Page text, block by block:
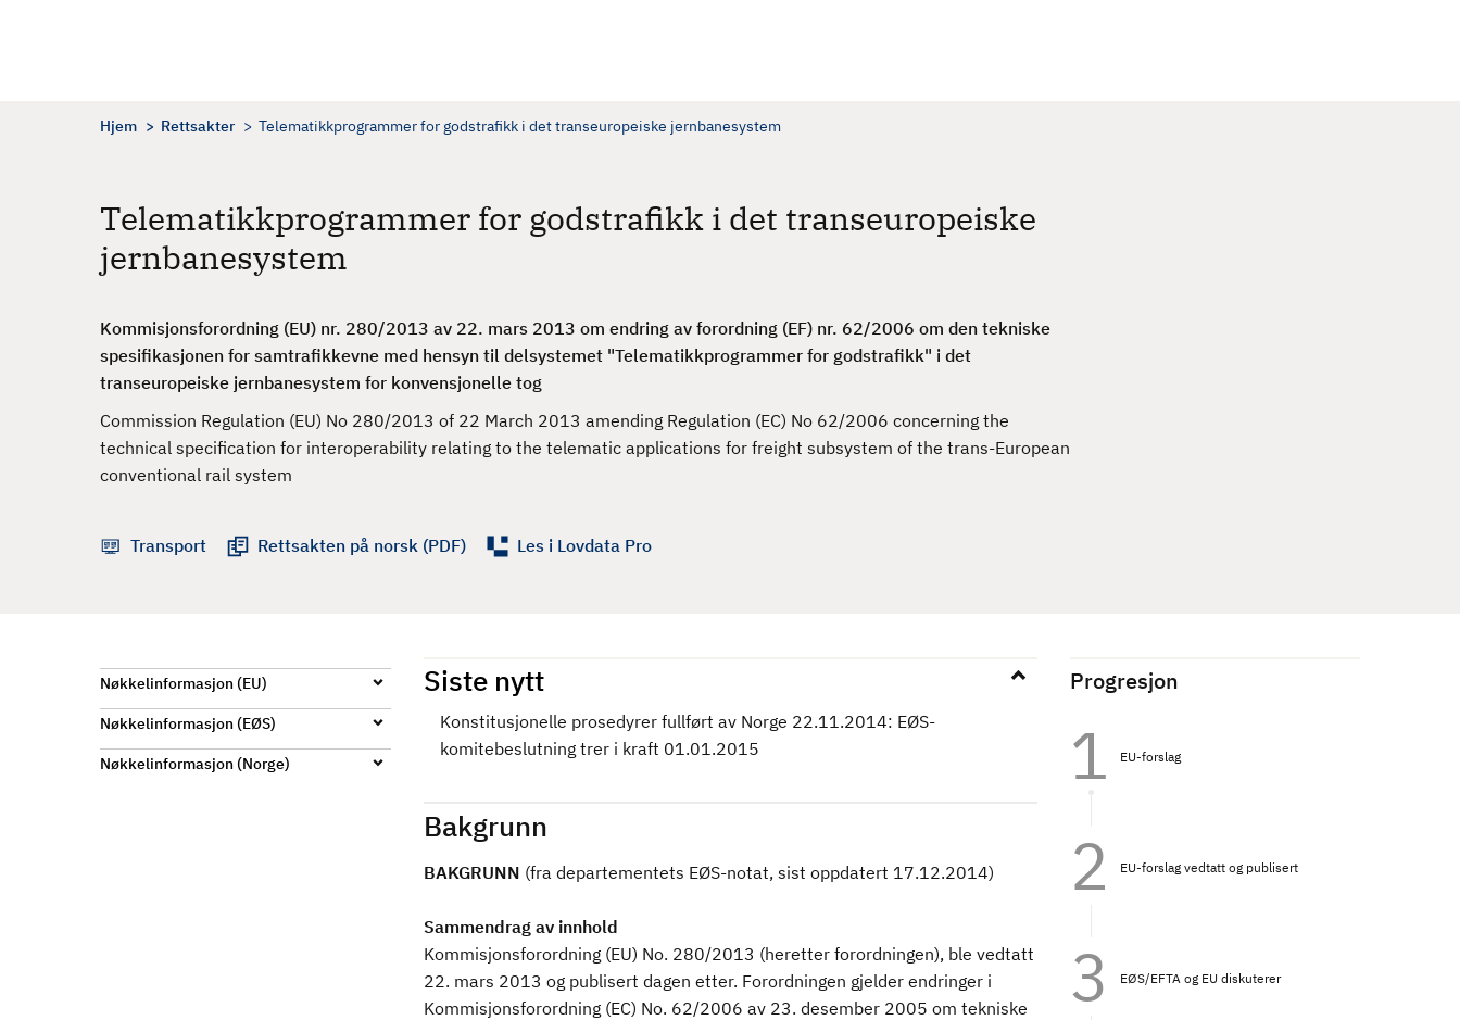
Hjem Rettsakter Telematikkprogrammer for godstrafikk i det transeuropeiske jernbanesystem
Telematikkprogrammer for godstrafikk i det transeuropeiske
jernbanesystem
Kommisjonsforordning (EU) nr. 280/2013 av 22. mars 2013 om endring av forordning (EF) nr. 62/2006 om den tekniske
spesifikasjonen for samtrafikkevne med hensyn til delsystemet "Telematikkprogrammer for godstrafikk" i det
transeuropeiske jernbanesystem for konvensjonelle tog
Commission Regulation (EU) No 280/2013 of 22 March 2013 amending Regulation (EC) No 62/2006 concerning the
technical specification for interoperability relating to the telematic applications for freight subsystem of the trans-European
conventional rail system
Transport Rettsakten på norsk (PDF) Les i Lovdata Pro
Nøkkelinformasjon (EU)
Nøkkelinformasjon (EØS)
Nøkkelinformasjon (Norge)
Siste nytt
Konstitusjonelle prosedyrer fullført av Norge 22.11.2014: EØS-
komitebeslutning trer i kraft 01.01.2015
Bakgrunn
BAKGRUNN (fra departementets EØS-notat, sist oppdatert 17.12.2014)
Sammendrag av innhold
Kommisjonsforordning (EU) No. 280/2013 (heretter forordningen), ble vedtatt
22. mars 2013 og publisert dagen etter. Forordningen gjelder endringer i
Kommisjonsforordning (EC) No. 62/2006 av 23. desember 2005 om tekniske
Progresjon
EU-forslag
EU-forslag vedtatt og publisert
EØS/EFTA og EU diskuterer